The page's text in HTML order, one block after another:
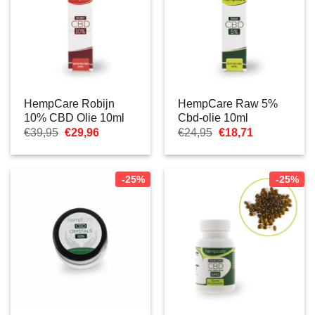
HempCare Robijn
10% CBD Olie 10ml
€39,95 Oorspronkelijke
was:
€29,96Huidige
is:
HempCare Raw 5%
Cbd-olie 10ml
€24,95 Oorspronkelijke
was:
€18,71Huidige
is:
-25% -25%